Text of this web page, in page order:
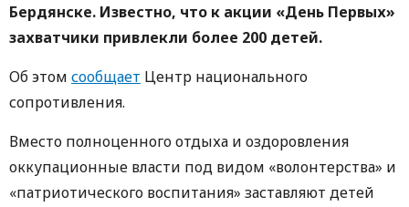
Бердянске. Известно, что к акции «День Первых»
захватчики привлекли более 200 детей.
Об этом сообщает Центр национального
сопротивления.
Вместо полноценного отдыха и оздоровления
оккупационные власти под видом «волонтерства» и
«патриотического воспитания» заставляют детей